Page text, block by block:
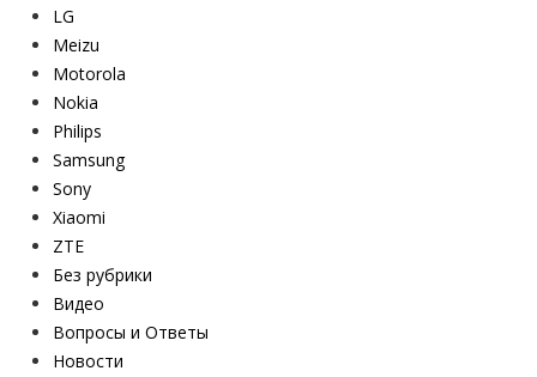
LG
Meizu
Motorola
Nokia
Philips
Samsung
Sony
Xiaomi
ZTE
Без рубрики
Видео
Вопросы и Ответы
Новости